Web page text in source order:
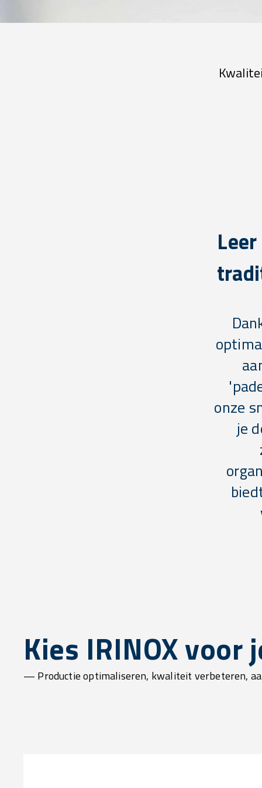
onze
je
Kies IRINOX voor
— Productie optimaliseren, kwaliteit verbeteren,